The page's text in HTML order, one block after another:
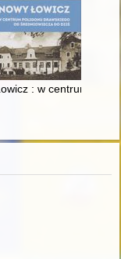
: w centrum